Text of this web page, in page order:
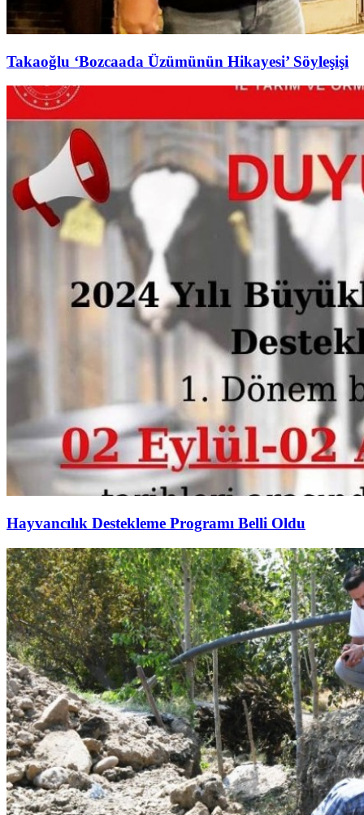
Takaoğlu ‘Bozcaada Üzümünün Hikayesi’ Söyleşişi
Hayvancılık Destekleme Programı Belli Oldu